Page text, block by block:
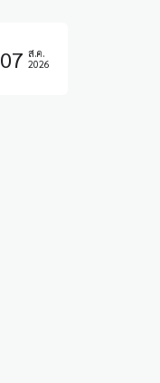
07 ส.ค.
2026